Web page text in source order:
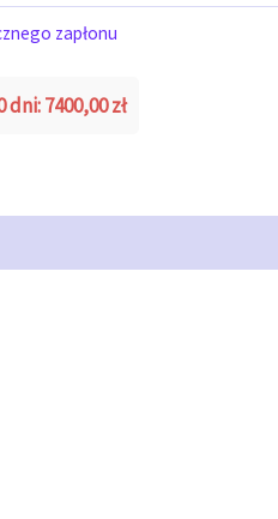
zapłonu
dni:7400,00zł